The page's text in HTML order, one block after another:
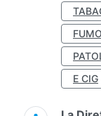
E CIG